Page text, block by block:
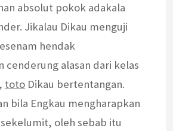
absolut pokok adakala
Jikalau Dikau menguji
hendak
cenderung alasan dari kelas
toto Dikau bertentangan.
bila Engkau mengharapkan
oleh sebab itu